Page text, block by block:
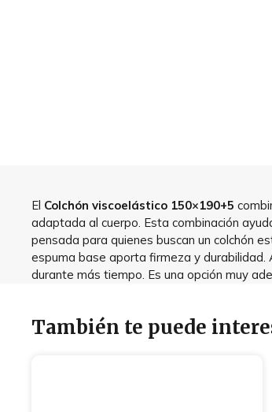
El Colchón viscoelástico 150×190+5
adaptada al cuerpo. Esta combinación
pensada para quienes buscan un colchón
espuma base aporta firmeza y durabilidad.
durante más tiempo. Es una opción muy
También te puede